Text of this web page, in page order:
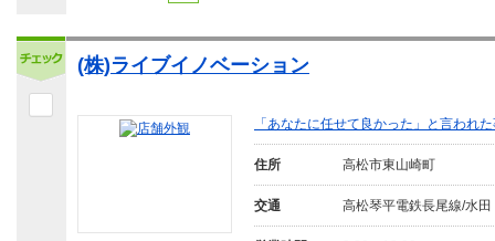
(株)ライブイノベーション
「あなたに任せて良かった」と言われ
住所 高松市東山崎町
交通 高松琴平電鉄長尾線/水